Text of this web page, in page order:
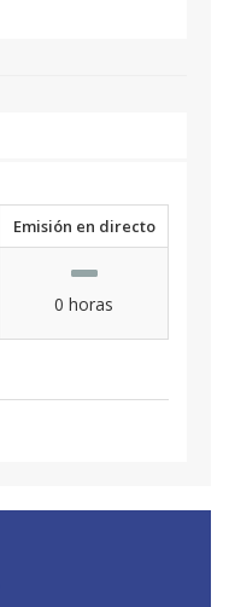
Emisión en directo
0 horas